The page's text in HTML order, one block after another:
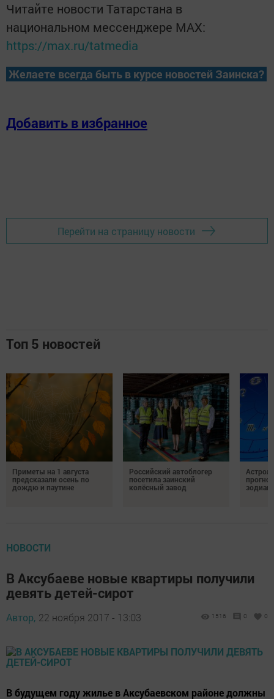
Читайте новости Татарстана в
национальном мессенджере MАХ:
https://max.ru/tatmedia
Желаете всегда быть в курсе новостей Заинска?
Добавить в избранное
Перейти на страницу новости
Топ 5 новостей
Приметы на 1 августа
предсказали осень по
дождю и паутине
Российский автоблогер
посетила заинский
колёсный завод
зодиака
НОВОСТИ
В Аксубаеве новые квартиры получили
девять детей-сирот
Автор, 22 ноября 2017 - 13:03 1516 0 0
В будущем году жилье в Аксубаевском районе должны